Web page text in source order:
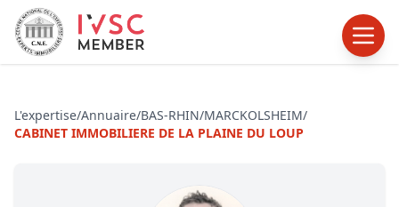
L'expertise/Annuaire/BAS-RHIN/MARCKOLSHEIM/
CABINET IMMOBILIERE DE LA PLAINE DU LOUP